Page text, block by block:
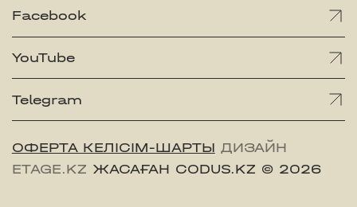
Facebook
YouTube
Telegram
ОФЕРТА КЕЛІСІМ-ШАРТЫ ДИЗАЙН
ETAGE.KZ ЖАСАҒАН CODUS.KZ © 2026